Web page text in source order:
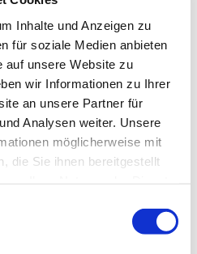
Inhalte und Anzeigen zu
für soziale Medien anbieten
auf unsere Website zu
wir Informationen zu Ihrer
an unsere Partner für
Analysen weiter. Unsere
möglicherweise mit
die Sie ihnen bereitgestellt
Sie auch